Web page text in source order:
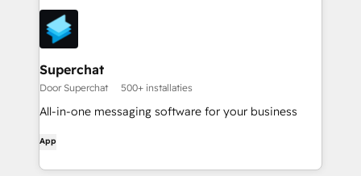
Superchat
Door Superchat 500+ installaties
All-in-one messaging software for your business
App